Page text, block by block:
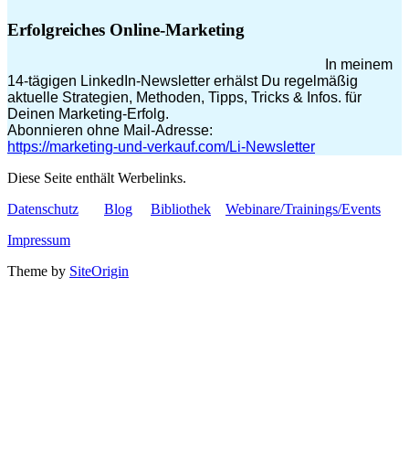
Erfolgreiches Online-Marketing
In meinem
14-tägigen LinkedIn-Newsletter erhälst Du regelmäßig
aktuelle Strategien, Methoden, Tipps, Tricks & Infos. für
Deinen Marketing-Erfolg.
Abonnieren ohne Mail-Adresse:
https://marketing-und-verkauf.com/Li-Newsletter
Diese Seite enthält Werbelinks.
Datenschutz
Blog Bibliothek
Webinare/Trainings/Events
Impressum
Theme by SiteOrigin